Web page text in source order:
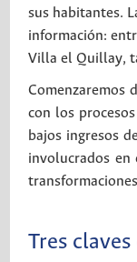
sus habitantes.
información:
Villa el Quillay,
Comenzaremos
con los
bajos ingresos
involucrados en
Tres